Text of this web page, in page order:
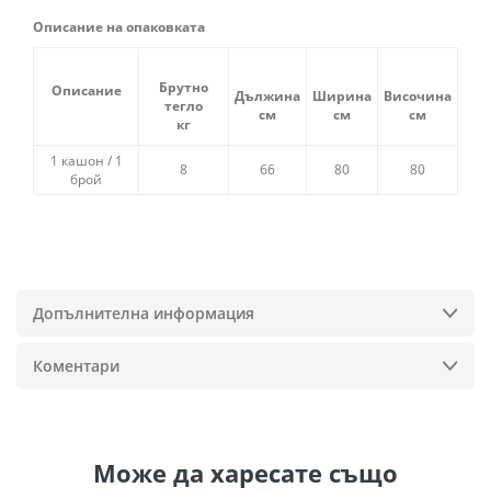
Описание на опаковката
Описание
Брутно
тегло
кг
Дължина
см
Ширина
см
Височина
см
1 кашон / 1
брой
8 66 80 80
Допълнителна информация
Коментари
Може да харесате също